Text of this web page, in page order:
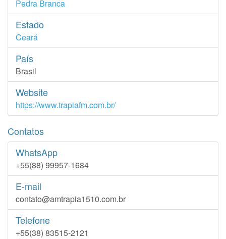
Pedra Branca
Estado
Ceará
País
Brasil
Website
https://www.trapiafm.com.br/
Contatos
WhatsApp
+55(88) 99957-1684
E-mail
contato@amtrapia1510.com.br
Telefone
+55(38) 83515-2121